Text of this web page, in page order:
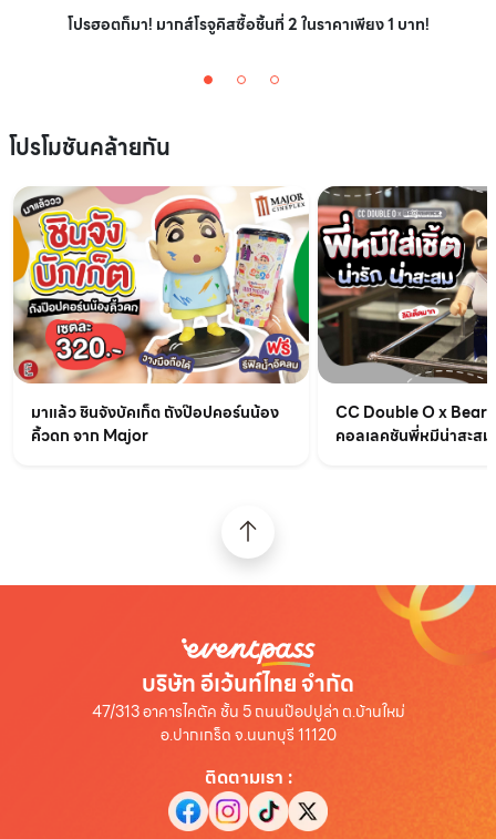
โปรฮอตก็มา! มากส์โรจูคิสซื้อชิ้นที่ 2 ในราคาเพียง 1 บาท!
โปรโมชันคล้ายกัน
มาแล้ว ชินจังบัคเก็ต ถังป๊อปคอร์นน้อง
คิ้วดก จาก Major
CC Double O x
คอลเลคชันพี่หมีน่าสะสม
บริษัท อีเว้นท์ไทย จำกัด
47/313 อาคารไคตัค ชั้น 5 ถนนป๊อปปูล่า ต.บ้านใหม่
อ.ปากเกร็ด จ.นนทบุรี 11120
ติดตามเรา :